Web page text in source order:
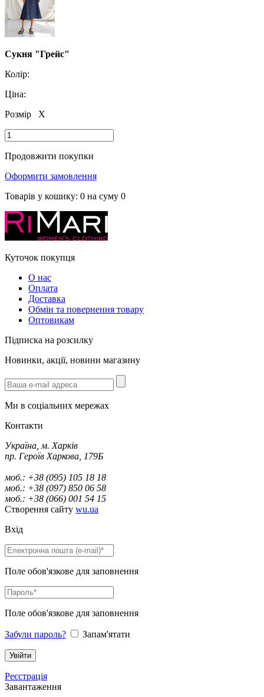
Сукня "Грейс"
Колір:
Ціна:
Розмір
X
Продовжити покупки
Оформити замовлення
Товарів у кошику: 0 на суму 0
Куточок покупця
О нас
Оплата
Доставка
Обмін та повернення товару
Оптовикам
Підписка на розсилку
Новинки, акції, новини магазину
Ми в соціальних мережах
Контакти
Україна, м. Харків
пр. Героїв Харкова, 179Б
моб.: +38 (095) 105 18 18
моб.: +38 (097) 850 06 58
моб.: +38 (066) 001 54 15
Створення сайту wu.ua
Вхід
Поле обов'язкове для заповнення
Поле обов'язкове для заповнення
Забули пароль? Запам'ятати
Реєстрація
Завантаження